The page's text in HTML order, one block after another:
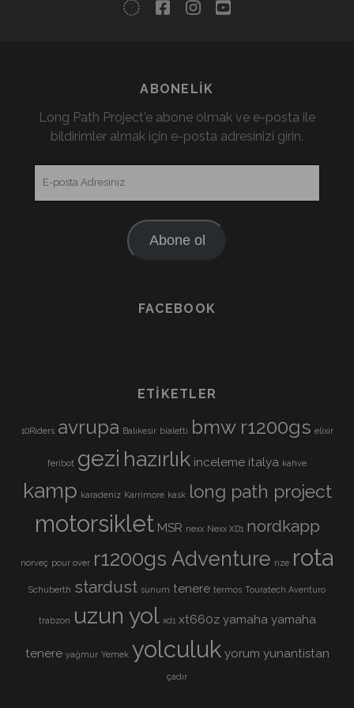
twitterfacebookinstagram
youtube
ABONELIK
Long Path Project'e abone olmak ve e-posta ile
bildirimler almak için e-posta adresinizi girin.
posta
Abone ol
FACEBOOK
ETIKETLER
10Riders avrupa Balıkesir bialetti bmw r1200gs elixir
feribot gezi hazırlık inceleme italya kahve
kamp karadeniz Karrimore kask long path project
motorsiklet MSR nexx Nexx XD1 nordkapp
norveç pour over r1200gs Adventure rize rota
Schuberth stardust sunum tenere termos Touratech Aventuro
trabzon uzun yol xd1 xt660z yamaha yamaha
tenere yağmur Yemek yolculuk yorum yunantistan
çadır